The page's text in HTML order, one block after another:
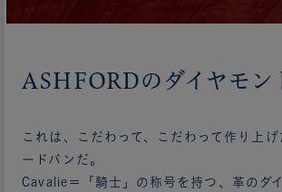
ASHFORDのダイヤモン
これは、こだわって、こだわって作り上げ
ードバンだ。
Cavalie＝「騎士」の称号を持つ、革のダ